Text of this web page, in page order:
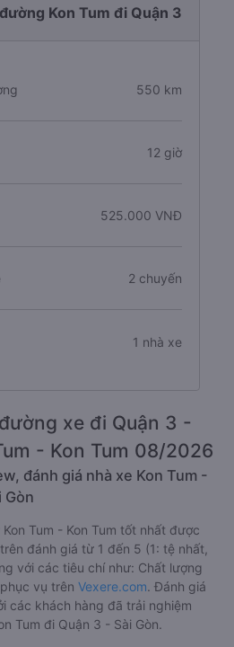
Kon Tum đi Quận 3
550 km
12 giờ
525.000 VNĐ
2 chuyến
1 nhà xe
xe đi Quận 3 -
- Kon Tum 08/2026
đánh giá nhà xe Kon Tum -
Gòn
Tum - Kon Tum tốt nhất được
đánh giá từ 1 đến 5 (1: tệ nhất,
với các tiêu chí như: Chất lượng
vụ trên Vexere.com. Đánh giá
các khách hàng đã trải nghiệm
Tum đi Quận 3 - Sài Gòn.